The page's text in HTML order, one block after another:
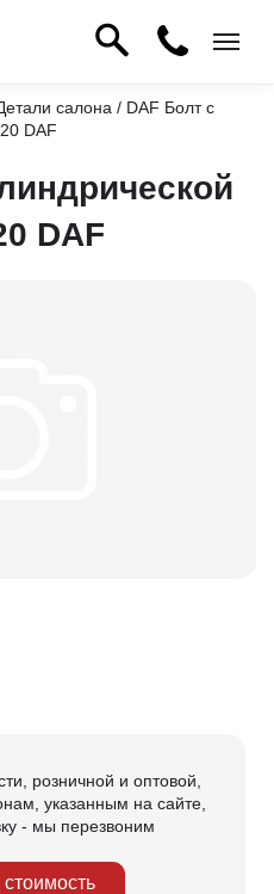
салона / DAF Болт с
DAF
DAF
розничной и оптовой,
указанным на сайте,
- мы перезвоним